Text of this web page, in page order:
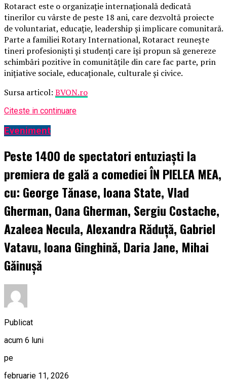
Rotaract este o organizație internațională dedicată
tinerilor cu vârste de peste 18 ani, care dezvoltă proiecte
de voluntariat, educație, leadership și implicare comunitară.
Parte a familiei Rotary International, Rotaract reunește
tineri profesioniști și studenți care își propun să genereze
schimbări pozitive în comunitățile din care fac parte, prin
inițiative sociale, educaționale, culturale și civice.
Sursa articol: BVON.ro
Citeste in continuare
Eveniment
Peste 1400 de spectatori entuziaști la
premiera de gală a comediei ÎN PIELEA MEA,
cu: George Tănase, Ioana State, Vlad
Gherman, Oana Gherman, Sergiu Costache,
Azaleea Necula, Alexandra Răduță, Gabriel
Vatavu, Ioana Ginghină, Daria Jane, Mihai
Găinușă
Publicat
acum 6 luni
pe
februarie 11, 2026